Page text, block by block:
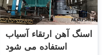
اسنگ آهن ارتقاء آسیاب
استفاده می شود